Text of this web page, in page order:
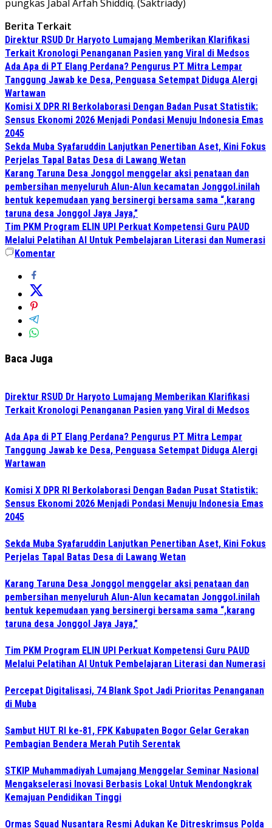
pungkas Jabal Arfah Shiddiq. (Saktriady)
Berita Terkait
Direktur RSUD Dr Haryoto Lumajang Memberikan Klarifikasi
Terkait Kronologi Penanganan Pasien yang Viral di Medsos
Ada Apa di PT Elang Perdana? Pengurus PT Mitra Lempar
Tanggung Jawab ke Desa, Penguasa Setempat Diduga Alergi
Wartawan
Komisi X DPR RI Berkolaborasi Dengan Badan Pusat Statistik:
Sensus Ekonomi 2026 Menjadi Pondasi Menuju Indonesia Emas
2045
Sekda Muba Syafaruddin Lanjutkan Penertiban Aset, Kini Fokus
Perjelas Tapal Batas Desa di Lawang Wetan
Karang Taruna Desa Jonggol menggelar aksi penataan dan
pembersihan menyeluruh Alun-Alun kecamatan Jonggol.inilah
bentuk kepemudaan yang bersinergi bersama sama “,karang
taruna desa Jonggol Jaya Jaya,”
Tim PKM Program ELIN UPI Perkuat Kompetensi Guru PAUD
Melalui Pelatihan AI Untuk Pembelajaran Literasi dan Numerasi
Komentar
Baca Juga
Direktur RSUD Dr Haryoto Lumajang Memberikan Klarifikasi
Terkait Kronologi Penanganan Pasien yang Viral di Medsos
Ada Apa di PT Elang Perdana? Pengurus PT Mitra Lempar
Tanggung Jawab ke Desa, Penguasa Setempat Diduga Alergi
Wartawan
Komisi X DPR RI Berkolaborasi Dengan Badan Pusat Statistik:
Sensus Ekonomi 2026 Menjadi Pondasi Menuju Indonesia Emas
2045
Sekda Muba Syafaruddin Lanjutkan Penertiban Aset, Kini Fokus
Perjelas Tapal Batas Desa di Lawang Wetan
Karang Taruna Desa Jonggol menggelar aksi penataan dan
pembersihan menyeluruh Alun-Alun kecamatan Jonggol.inilah
bentuk kepemudaan yang bersinergi bersama sama “,karang
taruna desa Jonggol Jaya Jaya,”
Tim PKM Program ELIN UPI Perkuat Kompetensi Guru PAUD
Melalui Pelatihan AI Untuk Pembelajaran Literasi dan Numerasi
Percepat Digitalisasi, 74 Blank Spot Jadi Prioritas Penanganan
di Muba
Sambut HUT RI ke-81, FPK Kabupaten Bogor Gelar Gerakan
Pembagian Bendera Merah Putih Serentak
STKIP Muhammadiyah Lumajang Menggelar Seminar Nasional
Mengakselerasi Inovasi Berbasis Lokal Untuk Mendongkrak
Kemajuan Pendidikan Tinggi
Ormas Squad Nusantara Resmi Adukan Ke Ditreskrimsus Polda